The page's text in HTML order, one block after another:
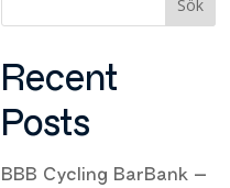
Sök
Recent
Posts
BBB Cycling BarBank –